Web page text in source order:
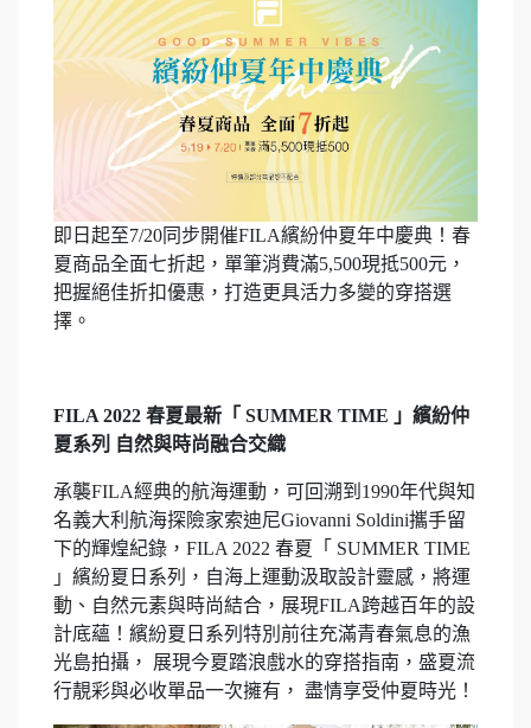
即日起至7/20同步開催FILA繽紛仲夏年中慶典！春
夏商品全面七折起，單筆消費滿5,500現抵500元，
把握絕佳折扣優惠，打造更具活力多變的穿搭選
擇。
FILA 2022 春夏最新「 SUMMER TIME 」繽紛仲
夏系列 自然與時尚融合交織
承襲FILA經典的航海運動，可回溯到1990年代與知
名義大利航海探險家索迪尼Giovanni Soldini攜手留
下的輝煌紀錄，FILA 2022 春夏「 SUMMER TIME
」繽紛夏日系列，自海上運動汲取設計靈感，將運
動、自然元素與時尚結合，展現FILA跨越百年的設
計底蘊！繽紛夏日系列特別前往充滿青春氣息的漁
光島拍攝， 展現今夏踏浪戲水的穿搭指南，盛夏流
行靚彩與必收單品一次擁有， 盡情享受仲夏時光！